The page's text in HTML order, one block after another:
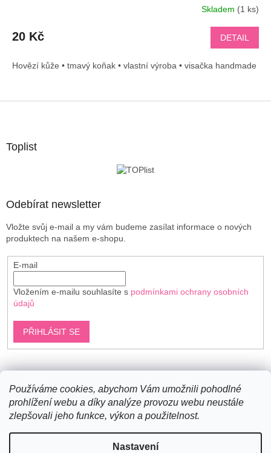
Používáme cookies, abychom Vám umožnili pohodlné
prohlížení webu a díky analýze provozu webu neustále
zlepšovali jeho funkce, výkon a použitelnost.
Nastavení
Skladem (1 ks)
20 Kč DETAIL
Hovězí kůže • tmavý koňak • vlastní výroba • visačka handmade
Toplist
Odebírat newsletter
Vložte svůj e-mail a my vám budeme zasílat informace o nových
produktech na našem e-shopu.
E-mail
Vložením e-mailu souhlasíte s podmínkami ochrany osobních
údajů
PŘIHLÁSIT SE